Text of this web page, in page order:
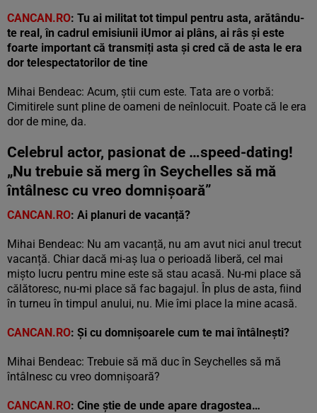
CANCAN.RO: Tu ai militat tot timpul pentru asta, arătându-
te real, în cadrul emisiunii iUmor ai plâns, ai râs și este
foarte important că transmiți asta și cred că de asta le era
dor telespectatorilor de tine
Mihai Bendeac: Acum, știi cum este. Tata are o vorbă:
Cimitirele sunt pline de oameni de neînlocuit. Poate că le era
dor de mine, da.
Celebrul actor, pasionat de …speed-dating!
„Nu trebuie să merg în Seychelles să mă
întâlnesc cu vreo domnișoară”
CANCAN.RO: Ai planuri de vacanță?
Mihai Bendeac: Nu am vacanță, nu am avut nici anul trecut
vacanță. Chiar dacă mi-aș lua o perioadă liberă, cel mai
mișto lucru pentru mine este să stau acasă. Nu-mi place să
călătoresc, nu-mi place să fac bagajul. În plus de asta, fiind
în turneu în timpul anului, nu. Mie îmi place la mine acasă.
CANCAN.RO: Și cu domnișoarele cum te mai întâlnești?
Mihai Bendeac: Trebuie să mă duc în Seychelles să mă
întâlnesc cu vreo domnișoară?
CANCAN.RO: Cine știe de unde apare dragostea…